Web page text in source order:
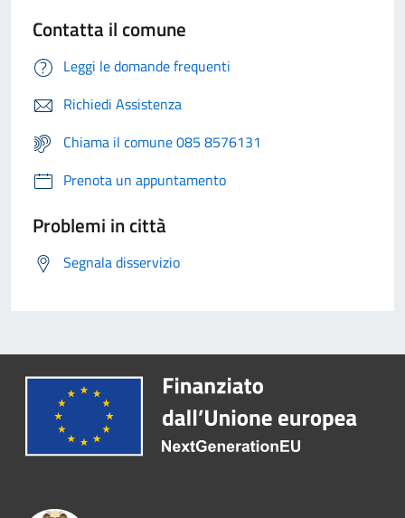
Contatta il comune
Leggi le domande frequenti
Richiedi Assistenza
Chiama il comune 085 8576131
Prenota un appuntamento
Problemi in città
Segnala disservizio